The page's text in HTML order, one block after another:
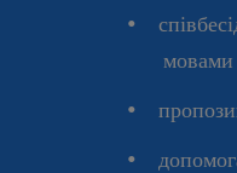
мовами